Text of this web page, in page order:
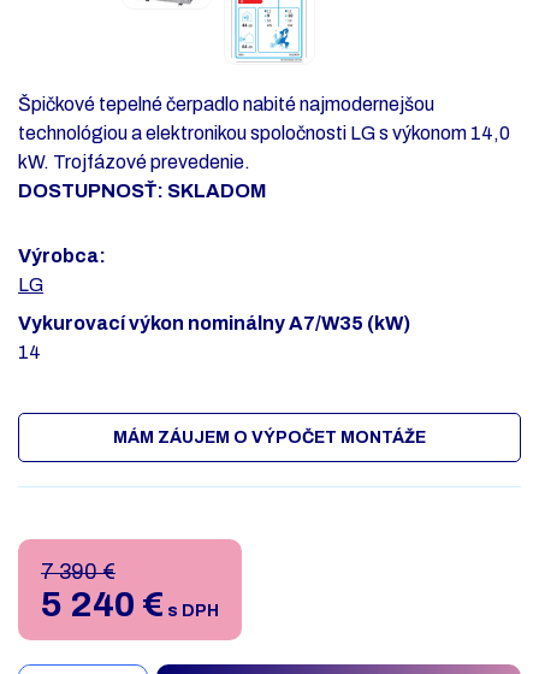
Špičkové tepelné čerpadlo nabité najmodernejšou
technológiou a elektronikou spoločnosti LG s výkonom 14,0
kW. Trojfázové prevedenie.
DOSTUPNOSŤ: SKLADOM
Výrobca:
LG
Vykurovací výkon nominálny A7/W35 (kW)
14
MÁM ZÁUJEM O VÝPOČET MONTÁŽE
7 390 €
5 240 € s DPH